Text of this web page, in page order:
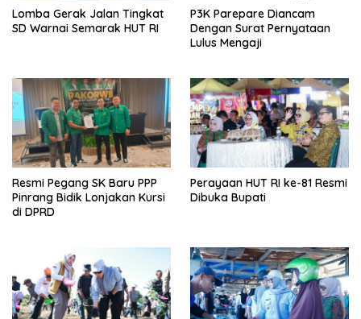
Lomba Gerak Jalan Tingkat
SD Warnai Semarak HUT RI
P3K Parepare Diancam
Dengan Surat Pernyataan
Lulus Mengaji
Resmi Pegang SK Baru PPP
Pinrang Bidik Lonjakan Kursi
di DPRD
Perayaan HUT RI ke-81 Resmi
Dibuka Bupati